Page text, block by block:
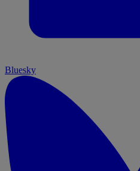
Bluesky